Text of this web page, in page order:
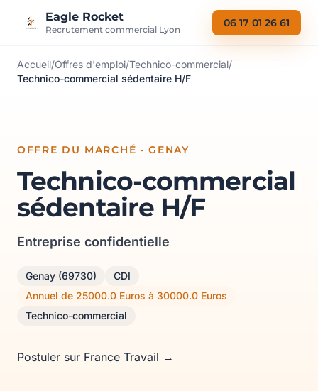
Eagle Rocket
Recrutement commercial Lyon
06 17 01 26 61
Accueil/Offres d'emploi/Technico-commercial/
Technico-commercial sédentaire H/F
OFFRE DU MARCHÉ · GENAY
Technico-commercial
sédentaire H/F
Entreprise confidentielle
Genay (69730)
CDI
Annuel de 25000.0 Euros à 30000.0 Euros
Technico-commercial
Postuler sur France Travail →